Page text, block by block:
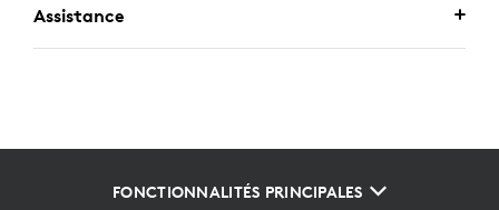
Assistance
FONCTIONNALITÉS PRINCIPALES